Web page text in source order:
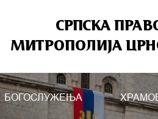
СРПСКА
МИТРОПОЛИЈА
БОГОСЛУЖЕЊА